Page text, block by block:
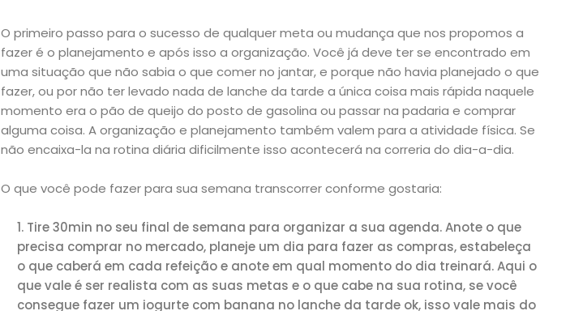
O primeiro passo para o sucesso de qualquer meta ou mudança que nos propomos a
fazer é o planejamento e após isso a organização. Você já deve ter se encontrado em
uma situação que não sabia o que comer no jantar, e porque não havia planejado o que
fazer, ou por não ter levado nada de lanche da tarde a única coisa mais rápida naquele
momento era o pão de queijo do posto de gasolina ou passar na padaria e comprar
alguma coisa. A organização e planejamento também valem para a atividade física. Se
não encaixa-la na rotina diária dificilmente isso acontecerá na correria do dia-a-dia.
O que você pode fazer para sua semana transcorrer conforme gostaria:
Tire 30min no seu final de semana para organizar a sua agenda. Anote o que
precisa comprar no mercado, planeje um dia para fazer as compras, estabeleça
o que caberá em cada refeição e anote em qual momento do dia treinará. Aqui o
que vale é ser realista com as suas metas e o que cabe na sua rotina, se você
consegue fazer um iogurte com banana no lanche da tarde ok, isso vale mais do